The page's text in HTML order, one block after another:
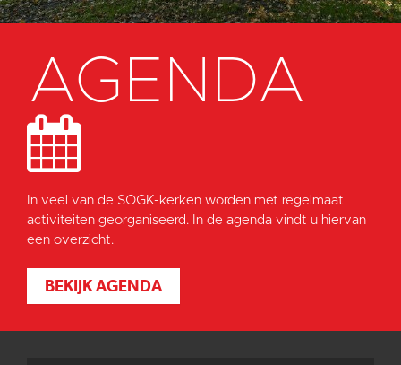
AGENDA
In veel van de SOGK-kerken worden met regelmaat
activiteiten georganiseerd. In de agenda vindt u hiervan
een overzicht.
BEKIJK AGENDA